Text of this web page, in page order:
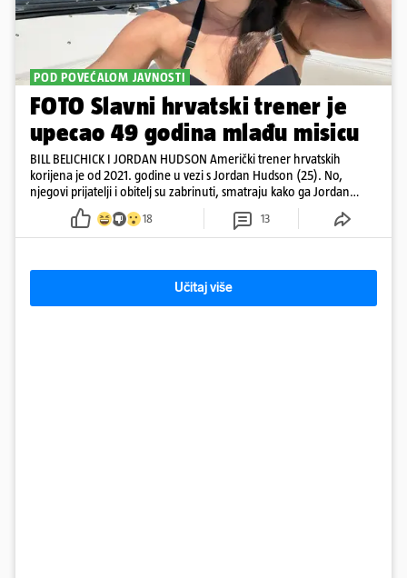
POD POVEĆALOM JAVNOSTI
FOTO Slavni hrvatski trener je
upecao 49 godina mlađu misicu
BILL BELICHICK I JORDAN HUDSON Američki trener hrvatskih
korijena je od 2021. godine u vezi s Jordan Hudson (25). No,
njegovi prijatelji i obitelj su zabrinuti, smatraju kako ga Jordan
kontrolira
18 13
Učitaj više